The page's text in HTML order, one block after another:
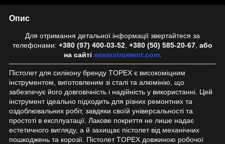
Опис
Для отримання детальної інформації звертайтеся за
телефонами: +380 (97) 400-03-52 +380 (50) 585-20-67 або
на сайті mixinstrument.com.
Пістолет для силікону бренду TOPEX є високоміцним
інструментом, виготовленим зі сталі та алюмінію, що
забезпечує його довговічність і надійність у використанні. Цей
інструмент ідеально підходить для різних ремонтних та
оздоблювальних робіт, завдяки своїй універсальності та
простоті в експлуатації. Лакове покриття не лише надає
естетичного вигляду, а й захищає пістолет від механічних
пошкоджень та корозії. Пістолет TOPEX довжиною робочої